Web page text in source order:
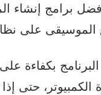
برامج إنشاء
على
بكفاءة
حتى